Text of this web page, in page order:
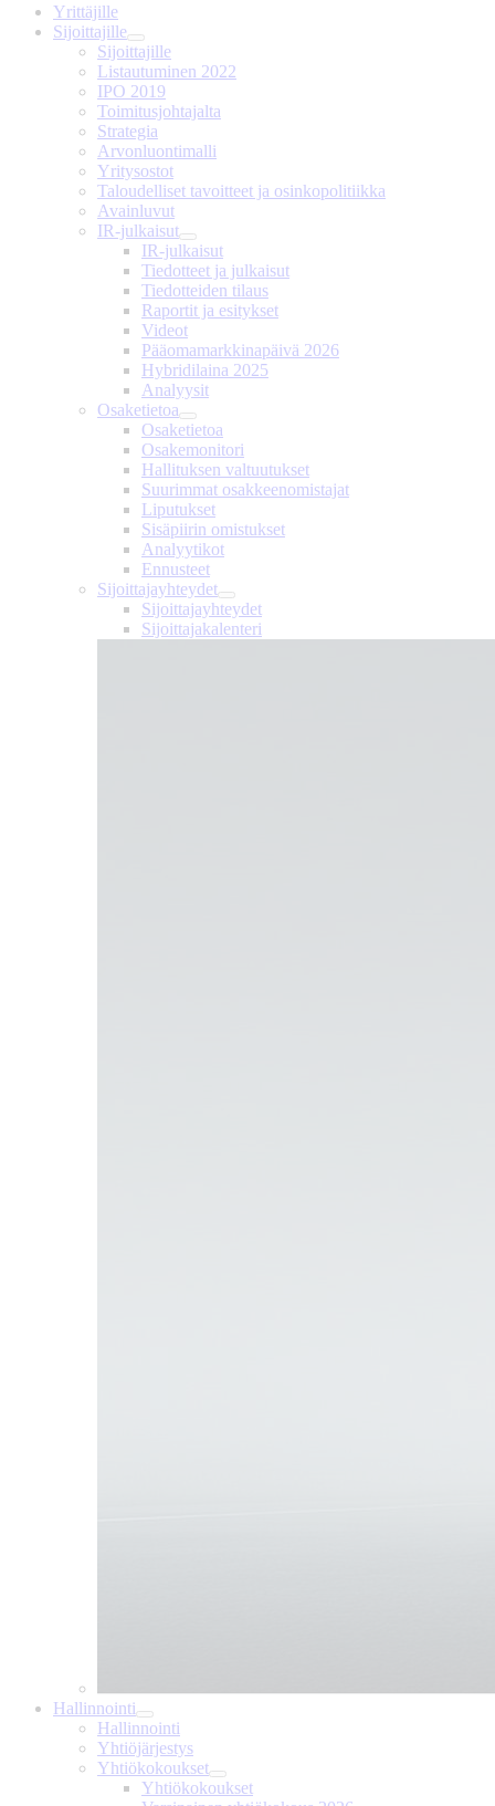
Yrittäjille
Sijoittajille
Sijoittajille
Listautuminen 2022
IPO 2019
Toimitusjohtajalta
Strategia
Arvonluontimalli
Yritysostot
Taloudelliset tavoitteet ja osinkopolitiikka
Avainluvut
IR-julkaisut
IR-julkaisut
Tiedotteet ja julkaisut
Tiedotteiden tilaus
Raportit ja esitykset
Videot
Pääomamarkkinapäivä 2026
Hybridilaina 2025
Analyysit
Osaketietoa
Osaketietoa
Osakemonitori
Hallituksen valtuutukset
Suurimmat osakkeenomistajat
Liputukset
Sisäpiirin omistukset
Analyytikot
Ennusteet
Sijoittajayhteydet
Sijoittajayhteydet
Sijoittajakalenteri
Hallinnointi
Hallinnointi
Yhtiöjärjestys
Yhtiökokoukset
Yhtiökokoukset